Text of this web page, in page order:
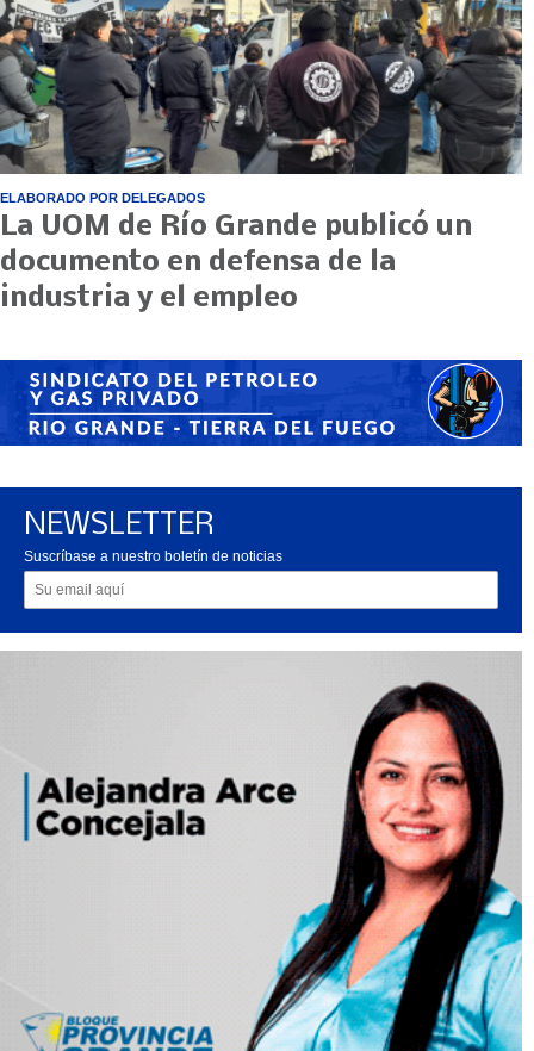
ELABORADO POR DELEGADOS
La UOM de Río Grande publicó un
documento en defensa de la
industria y el empleo
NEWSLETTER
Suscríbase a nuestro boletín de noticias